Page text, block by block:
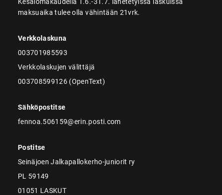
maksuaika tulee olla vähintään 21vrk.
Verkkolaskuna
003701985593
Verkkolaskujen välittäjä
003708599126 (OpenText)
Sähköpostitse
fennoa.506159@erin.posti.com
Postitse
Seinäjoen Jalkapallokerho-juniorit ry
PL 59149
01051 LASKUT